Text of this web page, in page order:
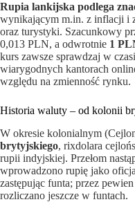
Rupia lankijska podlega
wynikającym m.in. z inflacji i
oraz turystyki. Szacunkowy
0,013 PLN, a odwrotnie 1
kurs zawsze sprawdzaj w
wiarygodnych kantorach
względu na zmienność rynku.
Historia waluty – od kolonii
W okresie kolonialnym
brytyjskiego, rixdolara
rupii indyjskiej. Przełom
wprowadzono rupię jako
zastępując funta; przez
rozliczano jeszcze w funtach.